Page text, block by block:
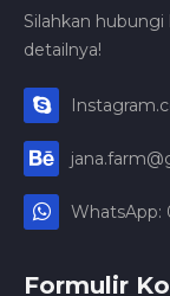
Silahkan
detailnya!
WhatsApp:
Formulir